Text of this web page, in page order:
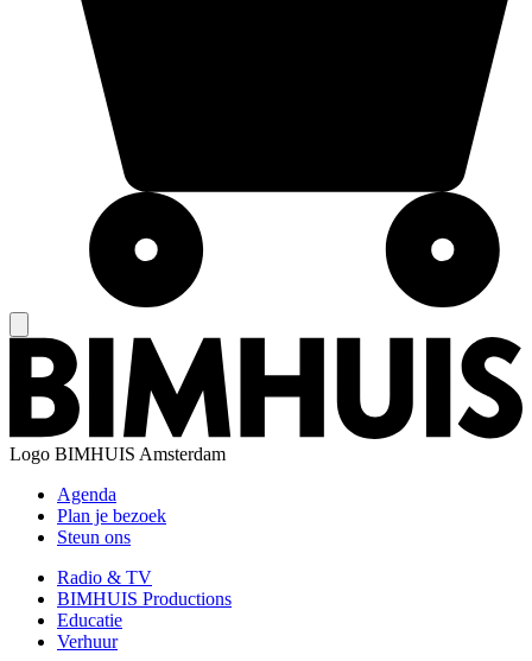
Logo BIMHUIS Amsterdam
Agenda
Plan je bezoek
Steun ons
Radio & TV
BIMHUIS Productions
Educatie
Verhuur